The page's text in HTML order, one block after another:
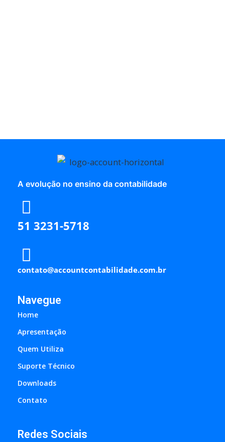
A evolução no ensino da contabilidade
51 3231-5718
contato@accountcontabilidade.com.br
Navegue
Home
Apresentação
Quem Utiliza
Suporte Técnico
Downloads
Contato
Redes Sociais